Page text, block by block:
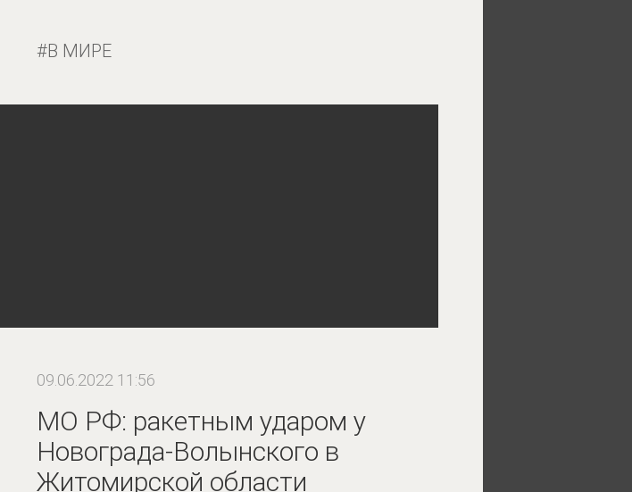
В МИРЕ
09.06.2022 11:56
МО РФ: ракетным ударом у
Новограда-Волынского в
Житомирской области